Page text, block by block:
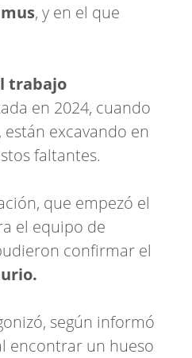
, y en el que
trabajo
en 2024, cuando
excavando en
faltantes.
que empezó el
el equipo de
confirmar el
según informó
encontrar un hueso